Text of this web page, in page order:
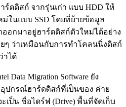
ดดิสก์ จากรุ่นเก่า แบบ HDD ให้
ในแบบ SSD โดยที่ย้ายข้อมูล
อกมาอยู่ฮาร์ดดิสก์ตัวใหม่ได้อย่าง
ว่าเหมือนกับการทำโคลนนิ่งดิสก์
าได้
Data Migration Software ยัง
ปกรณ์ฮาร์ดดิสก์ที่เป็นของ ค่าย
ะเป็น ชื่อไดร์ฟ (Drive) พื้นที่จัดเก็บ